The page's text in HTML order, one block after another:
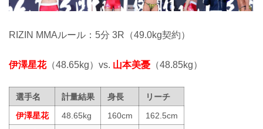
RIZIN MMAルール：5分 3R（49.0kg契約）
伊澤星花（48.65kg）vs. 山本美憂 （48.85kg）
選手名 計量結果 身長
リーチ
伊澤星花
48.65kg 160cm
162.5cm